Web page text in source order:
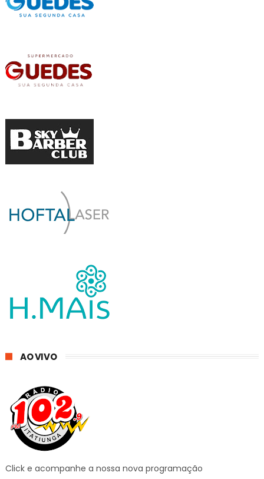
AO VIVO
Click e acompanhe a nossa nova programação